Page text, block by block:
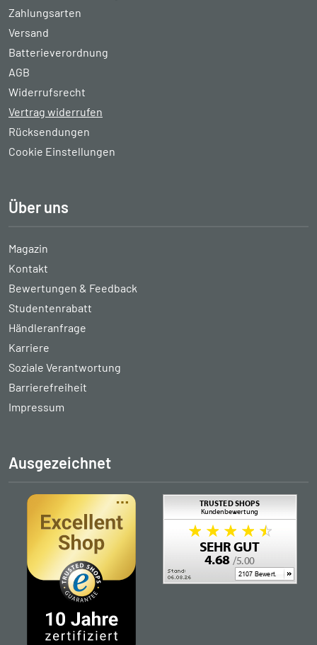
Zahlungsarten
Versand
Batterieverordnung
AGB
Widerrufsrecht
Vertrag widerrufen
Rücksendungen
Cookie Einstellungen
Über uns
Magazin
Kontakt
Bewertungen & Feedback
Studentenrabatt
Händleranfrage
Karriere
Soziale Verantwortung
Barrierefreiheit
Impressum
Ausgezeichnet